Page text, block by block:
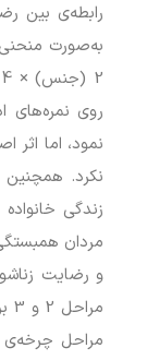
رابطه‌ی بین
روی نمره‌های
نمود، اما
نکرد.
زندگی
مردان
مراحل چرخه‌ی